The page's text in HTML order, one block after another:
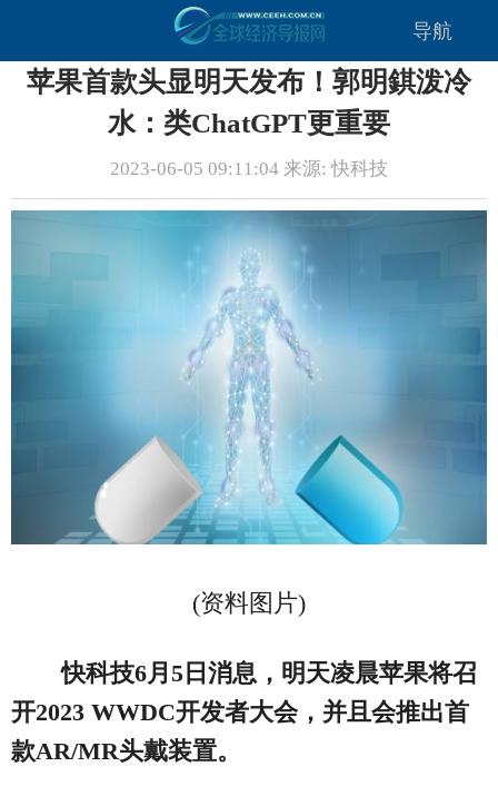
导航
苹果首款头显明天发布！郭明錤泼冷
水：类ChatGPT更重要
2023-06-05 09:11:04 来源: 快科技
(资料图片)
快科技6月5日消息，明天凌晨苹果将召
开2023 WWDC开发者大会，并且会推出首
款AR/MR头戴装置。